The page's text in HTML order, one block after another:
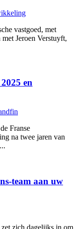
vastgoed, met
Jeroen Verstuyft,
en
Franse
na twee jaren van
team aan uw
zich dagelijks in om